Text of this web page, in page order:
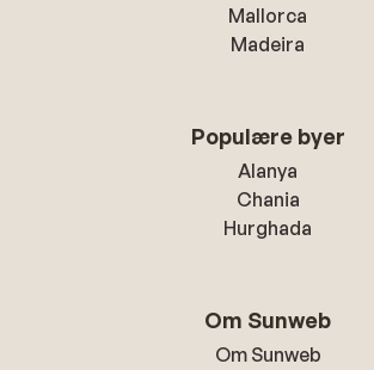
Mallorca
Madeira
Populære byer
Alanya
Chania
Hurghada
Om Sunweb
Om Sunweb